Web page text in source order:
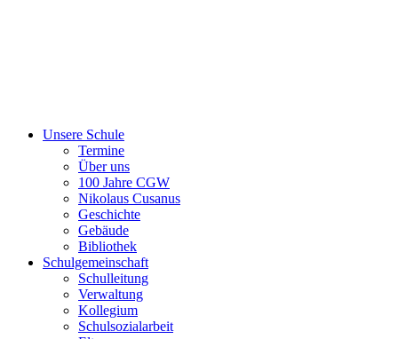
Unsere Schule
Termine
Über uns
100 Jahre CGW
Nikolaus Cusanus
Geschichte
Gebäude
Bibliothek
Schulgemeinschaft
Schulleitung
Verwaltung
Kollegium
Schulsozialarbeit